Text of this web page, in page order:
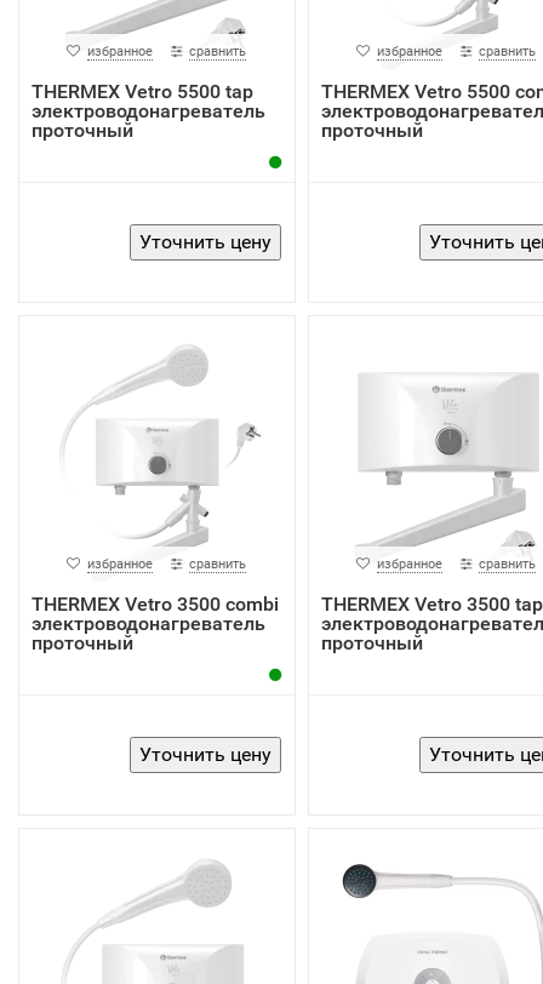
избранное сравнить
THERMEX Vetro 5500 tap
электроводонагреватель
проточный
избранное сравнить
THERMEX Vetro 5500
проточный
избранное сравнить
THERMEX Vetro 3500 combi
электроводонагреватель
проточный
избранное сравнить
THERMEX Vetro 3500 tap
проточный